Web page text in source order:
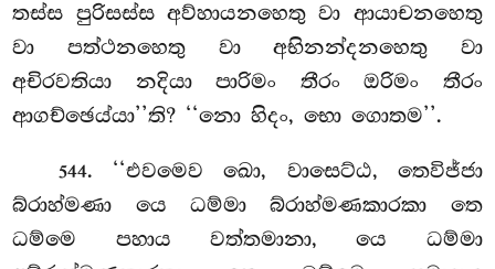
තස්ස පුරිසස්ස අව්හායනහෙතු වා ආයාචනහෙතු
වා පත්ථනහෙතු වා අභිනන්දනහෙතු වා
අචිරවතියා නදියා පාරිමං තීරං ඔරිමං තීරං
ආගච්ඡෙය්යා’’ති? ‘‘නො හිදං, භො ගොතම’’.
544. ‘‘එවමෙව ඛො, වාසෙට්ඨ, තෙවිජ්ජා
බ්රාහ්මණා යෙ ධම්මා බ්රාහ්මණකාරකා තෙ
ධම්මෙ පහාය වත්තමානා, යෙ ධම්මා